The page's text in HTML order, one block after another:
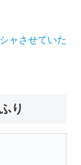
ャさせていた
り